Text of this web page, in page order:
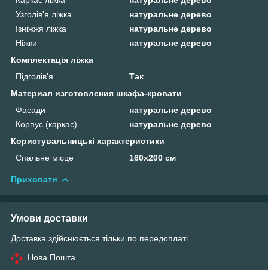
Узголів'я ліжка
натуральне дерево
Ізніжжя ліжка
натуральне дерево
Ніжки
натуральне дерево
Комплектація ліжка
Підголів'я
Так
Материал изготовления шкафа-кровати
Фасади
натуральне дерево
Корпус (каркас)
натуральне дерево
Користувальницькі характеристики
Спальне місце
160х200 см
Приховати
Умови доставки
Доставка здійснюється тільки по передоплаті.
Нова Пошта